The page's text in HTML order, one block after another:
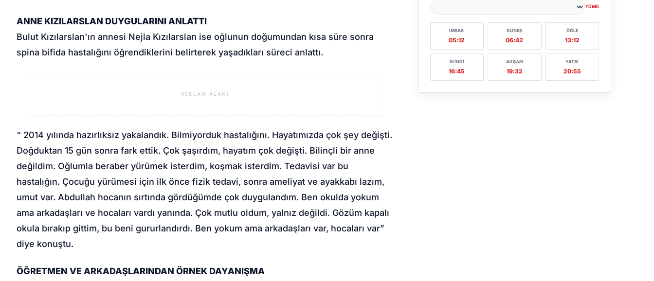
ANNE KIZILARSLAN DUYGULARINI ANLATTI
Bulut Kızılarslan'ın annesi Nejla Kızılarslan ise oğlunun doğumundan kısa süre sonra
spina bifida hastalığını öğrendiklerini belirterek yaşadıkları süreci anlattı.
REKLAM ALANI
“ 2014 yılında hazırlıksız yakalandık. Bilmiyorduk hastalığını. Hayatımızda çok şey değişti.
Doğduktan 15 gün sonra fark ettik. Çok şaşırdım, hayatım çok değişti. Bilinçli bir anne
değildim. Oğlumla beraber yürümek isterdim, koşmak isterdim. Tedavisi var bu
hastalığın. Çocuğu yürümesi için ilk önce fizik tedavi, sonra ameliyat ve ayakkabı lazım,
umut var. Abdullah hocanın sırtında gördüğümde çok duygulandım. Ben okulda yokum
ama arkadaşları ve hocaları vardı yanında. Çok mutlu oldum, yalnız değildi. Gözüm kapalı
okula bırakıp gittim, bu beni gururlandırdı. Ben yokum ama arkadaşları var, hocaları var”
diye konuştu.
ÖĞRETMEN VE ARKADAŞLARINDAN ÖRNEK DAYANIŞMA
TÜMÜ
İMSAK
05:12
GÜNEŞ
06:42
ÖĞLE
13:12
İKINDI
16:45
AKŞAM
19:32
YATSI
20:55